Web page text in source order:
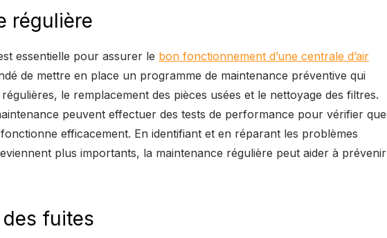
régulière
essentielle pour assurer le bon fonctionnement d’une centrale d’air
de mettre en place un programme de maintenance préventive qui
le remplacement des pièces usées et le nettoyage des filtres.
peuvent effectuer des tests de performance pour vérifier que
efficacement. En identifiant et en réparant les problèmes
plus importants, la maintenance régulière peut aider à prévenir
fuites